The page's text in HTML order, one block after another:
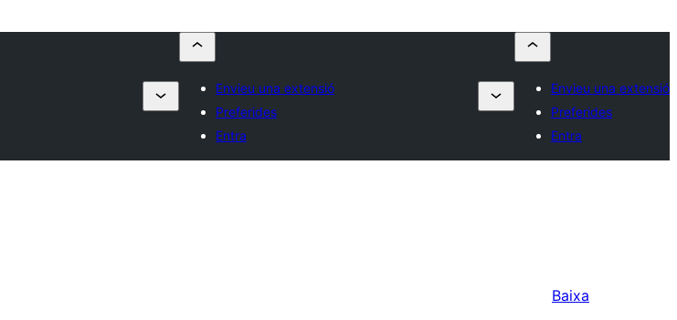
Envieu una extensió
Preferides
Entra
Envieu una extensió
Preferides
Entra
Baixa